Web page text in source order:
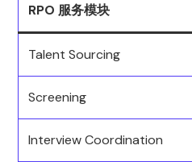
RPO 服务模块
Talent Sourcing
Screening
Interview Coordination